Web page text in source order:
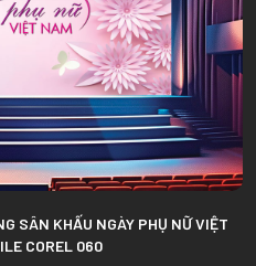
SÂN KHẤU NGÀY PHỤ NỮ VIỆT
COREL 060